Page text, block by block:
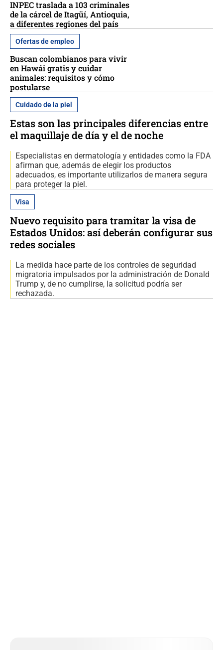
INPEC traslada a 103 criminales
de la cárcel de Itagüí, Antioquia,
a diferentes regiones del país
Ofertas de empleo
Buscan colombianos para vivir
en Hawái gratis y cuidar
animales: requisitos y cómo
postularse
Cuidado de la piel
Estas son las principales diferencias entre
el maquillaje de día y el de noche
Especialistas en dermatología y entidades como la FDA
afirman que, además de elegir los productos
adecuados, es importante utilizarlos de manera segura
para proteger la piel.
Visa
Nuevo requisito para tramitar la visa de
Estados Unidos: así deberán configurar sus
redes sociales
La medida hace parte de los controles de seguridad
migratoria impulsados por la administración de Donald
Trump y, de no cumplirse, la solicitud podría ser
rechazada.